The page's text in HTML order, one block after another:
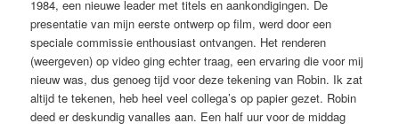
1984, een nieuwe leader met titels en aankondigingen. De
presentatie van mijn eerste ontwerp op film, werd door een
speciale commissie enthousiast ontvangen. Het renderen
(weergeven) op video ging echter traag, een ervaring die voor mij
nieuw was, dus genoeg tijd voor deze tekening van Robin. Ik zat
altijd te tekenen, heb heel veel collega’s op papier gezet. Robin
deed er deskundig vanalles aan. Een half uur voor de middag